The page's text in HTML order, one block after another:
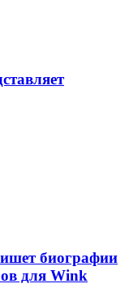
биографии
для Wink